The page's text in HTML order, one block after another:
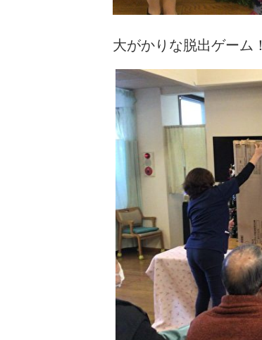
大がかりな脱出ゲーム！